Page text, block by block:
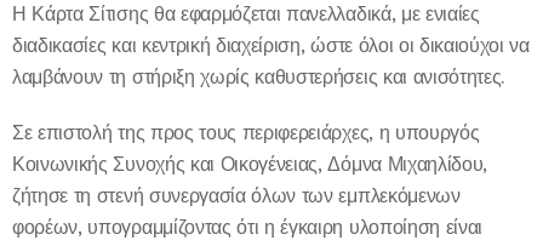
Η Κάρτα Σίτισης θα εφαρμόζεται πανελλαδικά, με ενιαίες
διαδικασίες και κεντρική διαχείριση, ώστε όλοι οι δικαιούχοι να
λαμβάνουν τη στήριξη χωρίς καθυστερήσεις και ανισότητες.
Σε επιστολή της προς τους περιφερειάρχες, η υπουργός
Κοινωνικής Συνοχής και Οικογένειας, Δόμνα Μιχαηλίδου,
ζήτησε τη στενή συνεργασία όλων των εμπλεκόμενων
φορέων, υπογραμμίζοντας ότι η έγκαιρη υλοποίηση είναι